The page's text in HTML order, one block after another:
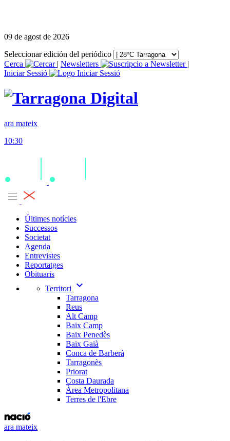
09 de agost de 2026
Seleccionar edición del periódico
Cerca
| Newsletters
|
Iniciar Sessió
ara mateix
10:30
Últimes notícies
Successos
Societat
Agenda
Entrevistes
Reportatges
Obituaris
Territori
expand_more
Tarragona
Reus
Alt Camp
Baix Camp
Baix Penedès
Baix Gaià
Conca de Barberà
Tarragonès
Priorat
Costa Daurada
Àrea Metropolitana
Terres de l'Ebre
ara mateix